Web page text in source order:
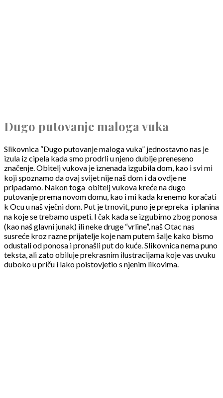
Dugo putovanje maloga vuka
Slikovnica “Dugo putovanje maloga vuka” jednostavno nas je
izula iz cipela kada smo prodrli u njeno dublje preneseno
značenje. Obitelj vukova je iznenada izgubila dom, kao i svi mi
koji spoznamo da ovaj svijet nije naš dom i da ovdje ne
pripadamo. Nakon toga obitelj vukova kreće na dugo
putovanje prema novom domu, kao i mi kada krenemo koračati
k Ocu u naš vječni dom. Put je trnovit, puno je prepreka i planina
na koje se trebamo uspeti. I čak kada se izgubimo zbog ponosa
(kao naš glavni junak) ili neke druge “vrline”, naš Otac nas
susreće kroz razne prijatelje koje nam putem šalje kako bismo
odustali od ponosa i pronašli put do kuće. Slikovnica nema puno
teksta, ali zato obiluje prekrasnim ilustracijama koje vas uvuku
duboko u priču i lako poistovjetio s njenim likovima.